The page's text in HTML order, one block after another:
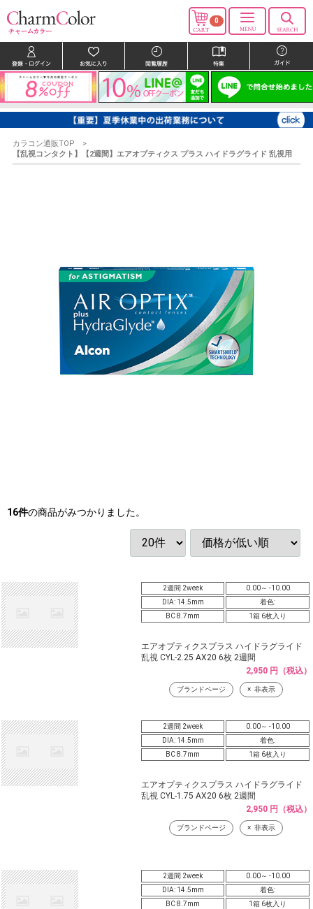
0
カラコン通販TOP
【乱視コンタクト】【2週間】エアオプティクス プラス ハイドラグライド 乱視用
16件の商品がみつかりました。
2週間 2week
0.00～ -10.00
DIA: 14.5mm
着色:
BC 8.7mm
1箱 6枚入り
エアオプティクスプラス ハイドラグライド
乱視 CYL-2.25 AX20 6枚 2週間
2,950 円（税込）
ブランドページ 非表示
2週間 2week
0.00～ -10.00
DIA: 14.5mm
着色:
BC 8.7mm
1箱 6枚入り
エアオプティクスプラス ハイドラグライド
乱視 CYL-1.75 AX20 6枚 2週間
2,950 円（税込）
ブランドページ 非表示
2週間 2week
0.00～ -10.00
DIA: 14.5mm
着色:
BC 8.7mm
1箱 6枚入り